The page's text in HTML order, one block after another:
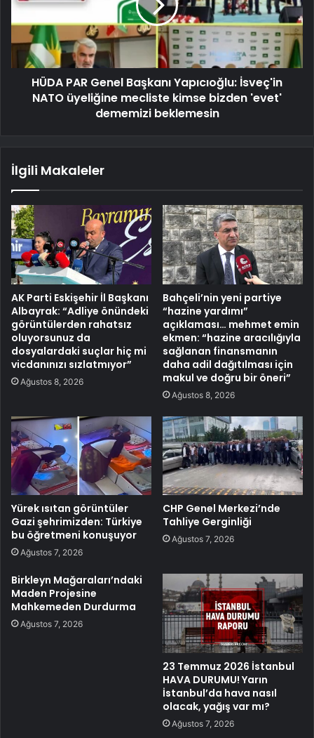
HÜDA PAR Genel Başkanı Yapıcıoğlu: İsveç'in
NATO üyeliğine mecliste kimse bizden 'evet'
dememizi beklemesin
İlgili Makaleler
AK Parti Eskişehir İl Başkanı
Albayrak: “Adliye önündeki
görüntülerden rahatsız
oluyorsunuz da
dosyalardaki suçlar hiç mi
vicdanınızı sızlatmıyor”
Ağustos 8, 2026
Bahçeli’nin yeni partiye
“hazine yardımı”
açıklaması… mehmet emin
ekmen: “hazine aracılığıyla
sağlanan finansmanın
daha adil dağıtılması için
makul ve doğru bir öneri”
Ağustos 8, 2026
Yürek ısıtan görüntüler
Gazi şehrimizden: Türkiye
bu öğretmeni konuşuyor
Ağustos 7, 2026
CHP Genel Merkezi’nde
Tahliye Gerginliği
Ağustos 7, 2026
Birkleyn Mağaraları’ndaki
Maden Projesine
Mahkemeden Durdurma
Ağustos 7, 2026
23 Temmuz 2026 İstanbul
HAVA DURUMU! Yarın
İstanbul’da hava nasıl
olacak, yağış var mı?
Ağustos 7, 2026